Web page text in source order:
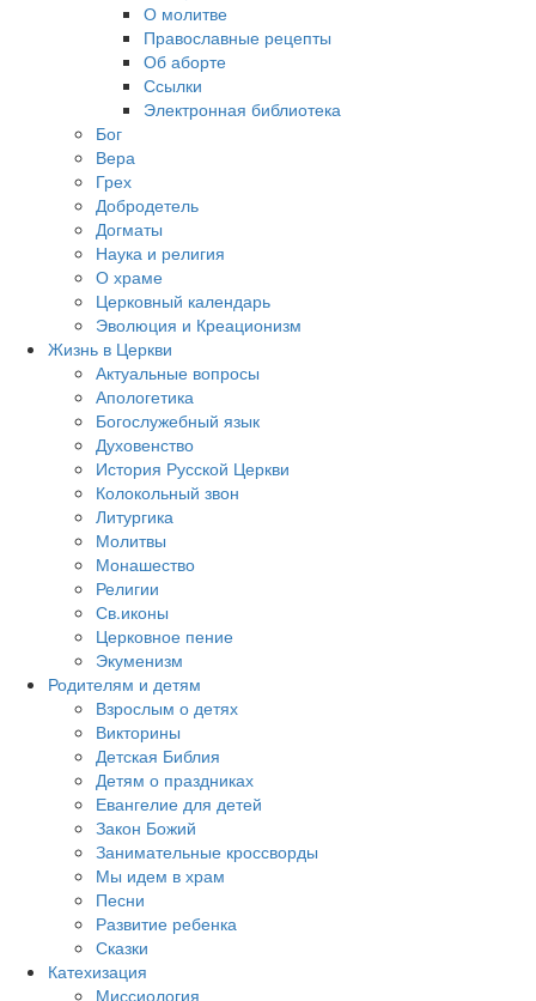
О молитве
Православные рецепты
Об аборте
Ссылки
Электронная библиотека
Бог
Вера
Грех
Добродетель
Догматы
Наука и религия
О храме
Церковный календарь
Эволюция и Креационизм
Жизнь в Церкви
Актуальные вопросы
Апологетика
Богослужебный язык
Духовенство
История Русской Церкви
Колокольный звон
Литургика
Молитвы
Монашество
Религии
Св.иконы
Церковное пение
Экуменизм
Родителям и детям
Взрослым о детях
Викторины
Детская Библия
Детям о праздниках
Евангелие для детей
Закон Божий
Занимательные кроссворды
Мы идем в храм
Песни
Развитие ребенка
Сказки
Катехизация
Миссиология